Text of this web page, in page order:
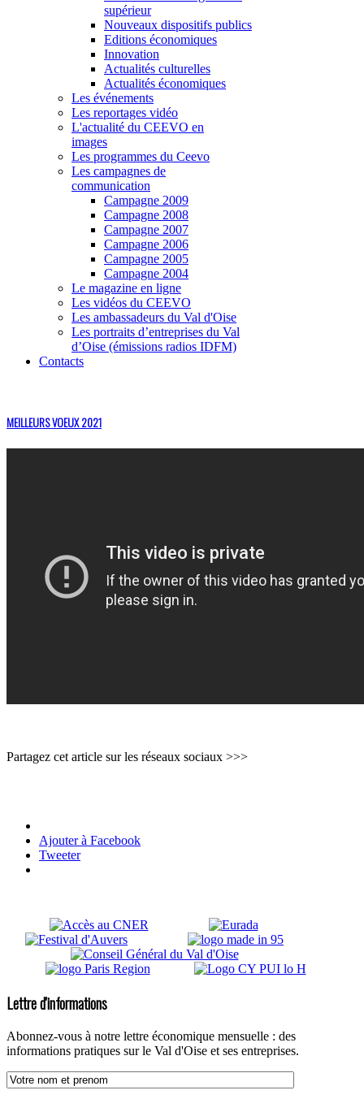
supérieur
Nouveaux dispositifs publics
Editions économiques
Innovation
Actualités culturelles
Actualités économiques
Les événements
Les reportages vidéo
L'actualité du CEEVO en
images
Les programmes du Ceevo
Les campagnes de
communication
Campagne 2009
Campagne 2008
Campagne 2007
Campagne 2006
Campagne 2005
Campagne 2004
Le magazine en ligne
Les vidéos du CEEVO
Les ambassadeurs du Val d'Oise
Les portraits d’entreprises du Val
d’Oise (émissions radios IDFM)
Contacts
MEILLEURS VOEUX 2021
Partagez cet article sur les réseaux sociaux >>>
Ajouter à Facebook
Tweeter
Lettre d'informations
Abonnez-vous à notre lettre économique mensuelle : des
informations pratiques sur le Val d'Oise et ses entreprises.